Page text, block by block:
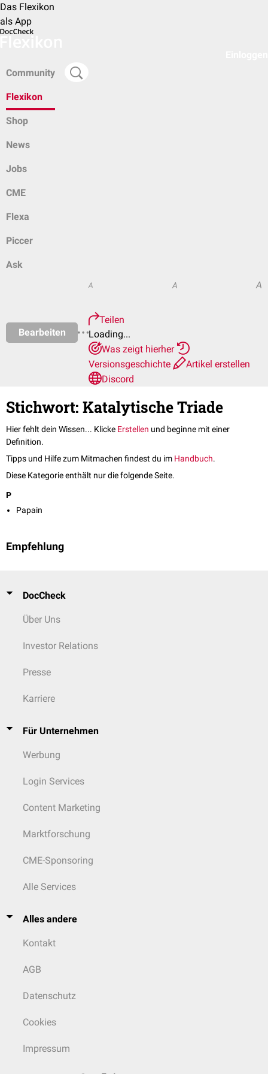
Das Flexikon
als App
Community
Flexikon
Shop
News
Jobs
CME
Flexa
Piccer
Ask
Bearbeiten
A A A
Teilen
Loading...
Was zeigt hierher
Versionsgeschichte
Artikel erstellen
Discord
Stichwort: Katalytische Triade
Hier fehlt dein Wissen... Klicke Erstellen und beginne mit einer
Definition.
Tipps und Hilfe zum Mitmachen findest du im Handbuch.
Diese Kategorie enthält nur die folgende Seite.
P
Papain
Empfehlung
DocCheck
Über Uns
Investor Relations
Presse
Karriere
Für Unternehmen
Werbung
Login Services
Content Marketing
Marktforschung
CME-Sponsoring
Alle Services
Alles andere
Kontakt
AGB
Datenschutz
Cookies
Impressum